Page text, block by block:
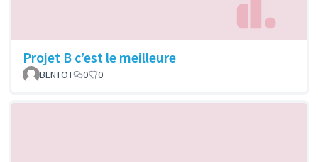
Projet B c’est le meilleure
BENTOT 0 0